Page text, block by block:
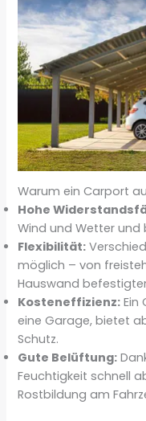
Warum ein Carport
Hohe
Wind und Wetter
Flexibilität:
möglich – von
Hauswand
Kosteneffizienz: Ein
eine Garage, bietet
Schutz.
Gute Belüftung:
Feuchtigkeit schnell
Rostbildung am